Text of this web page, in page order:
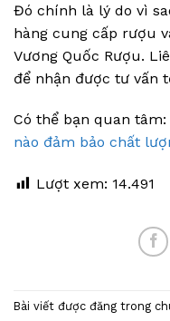
Đó chính là lý do vì
hàng cung cấp rượu
Vương Quốc Rượu.
để nhận được tư vấn
Có thể bạn quan tâm:
nào đảm bảo chất
Lượt xem: 14.491
Bài viết được đăng trong